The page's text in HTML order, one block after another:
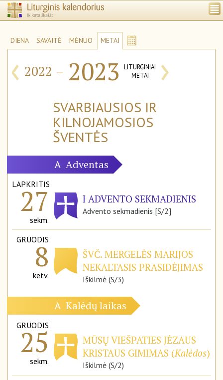
DIENA SAVAITĖ MĖNUO METAI
‹ 2022 – 2023
LITURGINIAI
METAI
›
SVARBIAUSIOS IR
KILNOJAMOSIOS
ŠVENTĖS
A Adventas
LAPKRITIS
27
sekm.
I ADVENTO SEKMADIENIS
Advento sekmadienis [S/2]
GRUODIS
8
ketv.
ŠVČ. MERGELĖS MARIJOS
NEKALTASIS PRASIDĖJIMAS
Iškilmė (S/3)
A Kalėdų laikas
GRUODIS
25
sekm.
MŪSŲ VIEŠPATIES JĖZAUS
KRISTAUS GIMIMAS (Kalėdos)
Iškilmė (S/2)